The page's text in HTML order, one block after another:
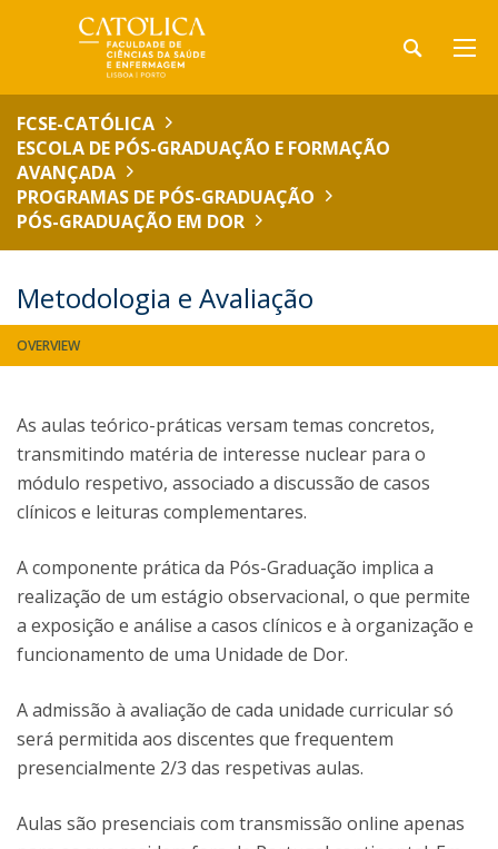
FCSE-CATÓLICA
ESCOLA DE PÓS-GRADUAÇÃO E FORMAÇÃO
AVANÇADA
PROGRAMAS DE PÓS-GRADUAÇÃO
PÓS-GRADUAÇÃO EM DOR
Metodologia e Avaliação
OVERVIEW
As aulas teórico-práticas versam temas concretos,
transmitindo matéria de interesse nuclear para o
módulo respetivo, associado a discussão de casos
clínicos e leituras complementares.
A componente prática da Pós-Graduação implica a
realização de um estágio observacional, o que permite
a exposição e análise a casos clínicos e à organização e
funcionamento de uma Unidade de Dor.
A admissão à avaliação de cada unidade curricular só
será permitida aos discentes que frequentem
presencialmente 2/3 das respetivas aulas.
Aulas são presenciais com transmissão online apenas